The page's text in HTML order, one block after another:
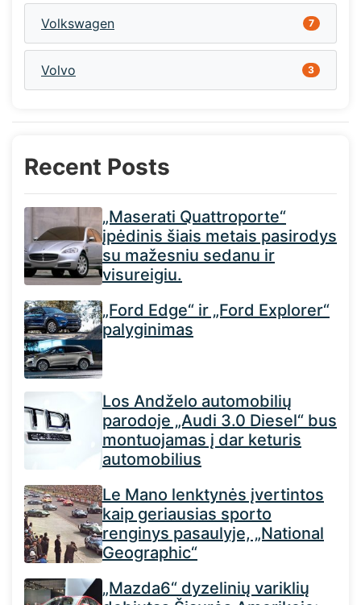
Volkswagen 7
Volvo 3
Recent Posts
„Maserati Quattroporte“
įpėdinis šiais metais pasirodys
su mažesniu sedanu ir
visureigiu.
„Ford Edge“ ir „Ford Explorer“
palyginimas
Los Andželo automobilių
parodoje „Audi 3.0 Diesel“ bus
montuojamas į dar keturis
automobilius
Le Mano lenktynės įvertintos
kaip geriausias sporto
renginys pasaulyje, „National
Geographic“
„Mazda6“ dyzelinių variklių